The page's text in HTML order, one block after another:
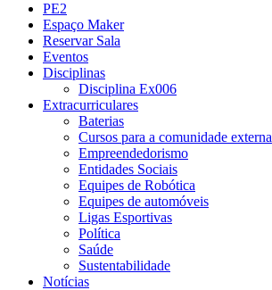
PE2
Espaço Maker
Reservar Sala
Eventos
Disciplinas
Disciplina Ex006
Extracurriculares
Baterias
Cursos para a comunidade externa
Empreendedorismo
Entidades Sociais
Equipes de Robótica
Equipes de automóveis
Ligas Esportivas
Política
Saúde
Sustentabilidade
Notícias